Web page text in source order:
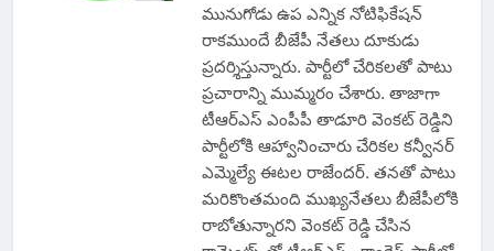
మునుగోడు ఉప ఎన్నిక నోటిఫికేషన్
రాకముందే బీజేపీ నేతలు దూకుడు
ప్రదర్శిస్తున్నారు. పార్టీలో చేరికలతో పాటు
ప్రచారాన్ని ముమ్మరం చేశారు. తాజాగా
టీఆర్ఎస్ ఎంపీపీ తాడూరి వెంకట్ రెడ్డిని
పార్టీలోకి ఆహ్వానించారు చేరికల కన్వీనర్
ఎమ్మెల్యే ఈటల రాజేందర్. తనతో పాటు
మరికొంతమంది ముఖ్యనేతలు బీజేపీలోకి
రాబోతున్నారని వెంకట్ రెడ్డి చేసిన